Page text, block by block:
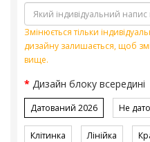
Змінюється тільки
дизайну залишається, щоб
вище.
Дизайн блоку всередині
Датований 2026 Не
Клітинка Лінійка